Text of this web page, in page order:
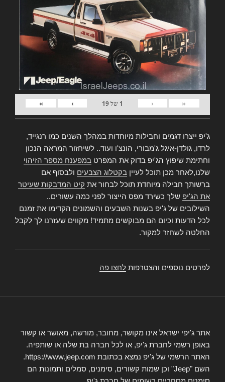
«
‹
1 של19
›
»
ג'יפ ייצרו דגמים וחבילות מיוחדות במהלך השנים כמו רנגייד,
לרדו, גולדן-איגל ג'מבורי, הונצ'ו ועוד.. לשיחזור המראה הנכון
וחתימת שיפוץ הג'יפ בדוק את המפרט במפענח מספר הזיהוי
שלנו,לאחר מכן תוכל לעיין בקטלוג הצבעים ולבסוף אם
ברשותך חבילה מיוחדת תוכל לבחור את קיט המדבקות שעיטר
את הג'יפ שלך כשירד מפס הייצור לפני כמה עשורים..
השילובים של ג'יפ בשנות השבעים והשמונים הקדימו את זמנם
לכל הדעות וכיום הם מבוקשים מתמיד! מקווים שעזרנו לך לקבל
החלטה לשחזר למקור.
לפרטים נוספים והצטרפות לחצו פה
אתר ג'יפי ישראל אינו מקושר, מחובר, מורשה, מאושר או קשור
באופן רשמי לחברת ג'יפ, או לכל חברה בת שלה או שותפיה.
האתר הרשמי של ג'יפ נמצא בכתובת https://www.jeep.com.
השם "Jeep" וכן שמות קשורים, סימנים, סמלים ותמונות הם